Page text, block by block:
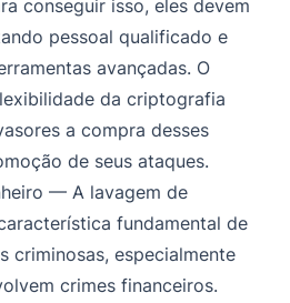
conseguir isso, eles devem
pessoal qualificado e
avançadas. O
da criptografia
a compra desses
de seus ataques.
— A lavagem de
fundamental de
criminosas, especialmente
crimes financeiros.